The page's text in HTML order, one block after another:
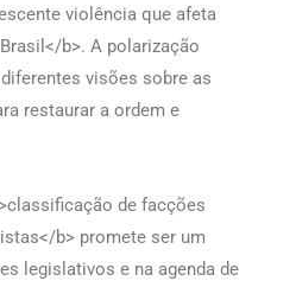
violência que afeta
b>. A polarização
visões sobre as
restaurar a ordem e
de facções
b> promete ser um
legislativos e na agenda de